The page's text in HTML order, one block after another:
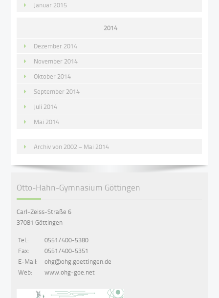
Januar 2015
2014
Dezember 2014
November 2014
Oktober 2014
September 2014
Juli 2014
Mai 2014
Archiv von 2002 – Mai 2014
Otto-Hahn-Gymnasium Göttingen
Carl-Zeiss-Straße 6
37081 Göttingen
Tel.:
0551/400-5380
Fax:
0551/400-5351
E-Mail:
ohg@ohg.goettingen.de
Web:
www.ohg-goe.net